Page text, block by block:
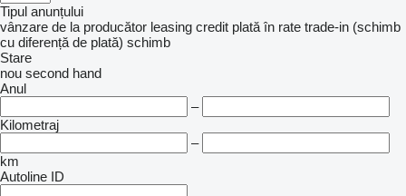
Tipul anunțului
vânzare de la producător leasing credit plată în rate trade-in (schimb
cu diferență de plată) schimb
Stare
nou second hand
Anul
–
Kilometraj
–
km
Autoline ID